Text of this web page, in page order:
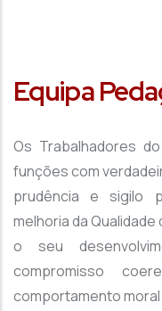
Equipa
Os Trabalhadores
funções com
prudência e sigilo
melhoria da
o seu
compromisso
comportamento